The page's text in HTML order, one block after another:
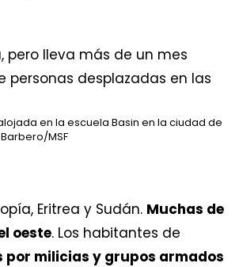
en la escuela Basin en la ciudad de
MSF
Eritrea y Sudán. Muchas de
oeste. Los habitantes de
por milicias y grupos armados